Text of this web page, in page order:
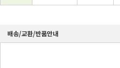
배송/교환/반품안내